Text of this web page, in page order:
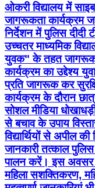
ओकरी विद्यालय में
जागरूकता कार्यक्रम
निर्देशन में पुलिस दीदी
उच्चतर माध्यमिक
युवक" के तहत
कार्यक्रम का उद्देश्य
प्रति जागरूक कर
कार्यक्रम के दौरान
सोशल मीडिया
से बचाव के उपाय
विद्यार्थियों से अपील
जानकारी तत्काल
पालन करें। इस अवसर
महिला सशक्तिकरण,